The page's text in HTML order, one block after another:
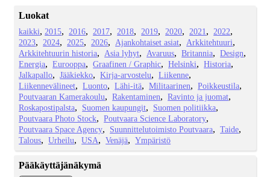
Luokat
kaikki 2015 2016 2017 2018 2019 2020 2021
2022
2023
2024 2025 2026 Ajankohtaiset asiat
Arkkitehtuuri
Arkkitehtuurin historia
Asia lyhyt Avaruus Britannia
Design
Energia
Eurooppa Graafinen / Graphic Helsinki
Historia
Jalkapallo
Jääkiekko Kirja-arvostelu
Liikenne
Liikennevälineet
Luonto Lähi-itä Militaarinen
Poikkeustila
Poutvaaran Kamerakoulu
Rakentaminen
Ravinto ja juomat
Roskapostipalsta
Suomen kaupungit
Suomen politiikka
Poutvaara Photo Stock
Poutvaara Science Laboratory
Poutvaara Space Agency
Suunnittelutoimisto Poutvaara
Taide
Talous
Urheilu USA Venäjä Ympäristö
Pääkäyttäjänäkymä